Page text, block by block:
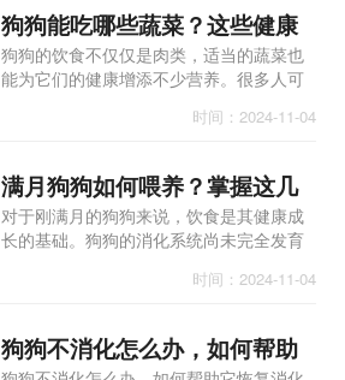
狗狗能吃哪些蔬菜？这些健康
蔬菜让你的狗狗更快乐
狗狗的饮食不仅仅是肉类，适当的蔬菜也
能为它们的健康增添不少营养。很多人可
健康的呢？其实，许多蔬菜对狗狗来说都
时间：2024-11-04
满月狗狗如何喂养？掌握这几
点让你的狗狗健康成长
对于刚满月的狗狗来说，饮食是其健康成
长的基础。狗狗的消化系统尚未完全发育
数量。满月的狗狗可以开始逐渐从母乳转
时间：2024-11-04
狗狗不消化怎么办，如何帮助